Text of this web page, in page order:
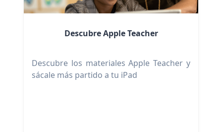
Descubre Apple Teacher
Descubre los materiales Apple Teacher y
sácale más partido a tu iPad